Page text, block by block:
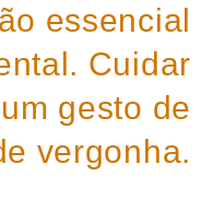
essencial
Cuidar
gesto de
vergonha.